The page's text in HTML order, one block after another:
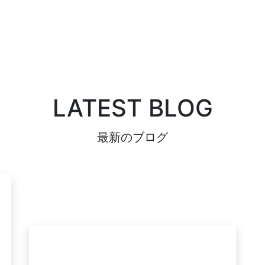
LATEST BLOG
最新のブログ